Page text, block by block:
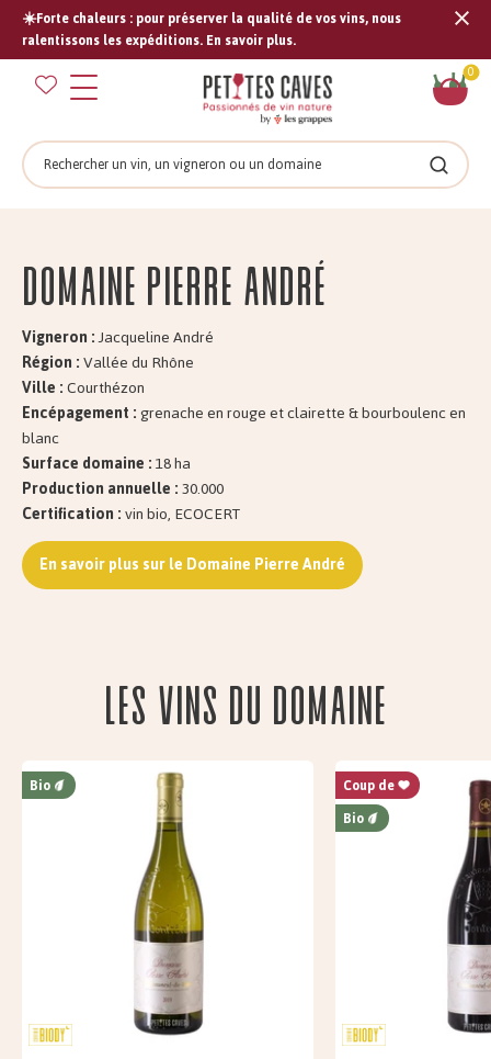
☀️Forte chaleurs : pour préserver la qualité de vos vins, nous
ralentissons les expéditions. En savoir plus.
0
Rechercher
Domaine Pierre ANDRÉ
Vigneron :Jacqueline André
Région :Vallée du Rhône
Ville :Courthézon
Encépagement :grenache en rouge et clairette & bourboulenc en
blanc
Surface domaine :18 ha
Production annuelle :30.000
Certification :vin bio, ECOCERT
En savoir plus sur le Domaine Pierre André
Les vins du domaine
Bio
Coup de
Bio